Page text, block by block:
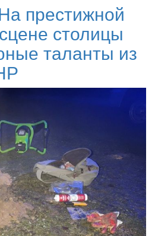
престижной
столицы
таланты из